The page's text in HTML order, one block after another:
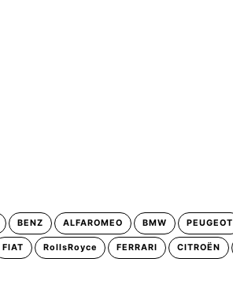
BENZ ALFAROMEO BMW PEUGEOT
FIAT RollsRoyce FERRARI CITROËN